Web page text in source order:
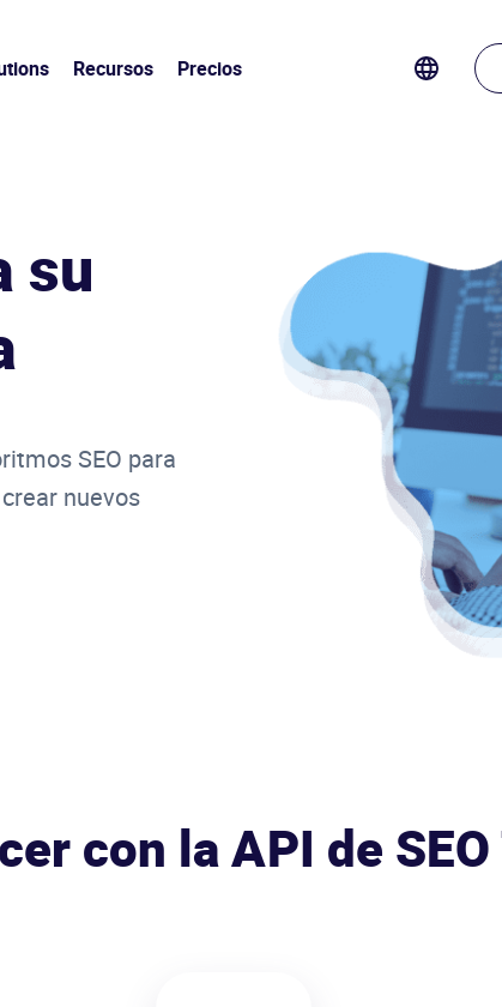
Recursos Precios
su
SEO para
nuevos
con la API de